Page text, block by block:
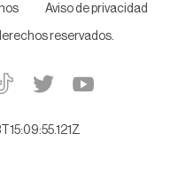
Aviso de privacidad
reservados.